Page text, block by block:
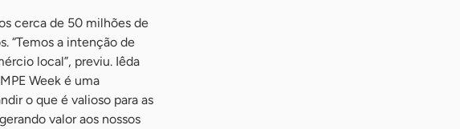
cerca de 50 milhões de
“Temos a intenção de
local”, previu. Iêda
Week é uma
o que é valioso para as
valor aos nossos